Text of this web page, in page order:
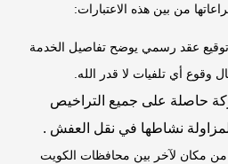
من بين هذه الاعتبارات:
عقد رسمي يوضح تفاصيل الخدمة
أي تلفيات لا قدر الله.
حاصلة على جميع التراخيص
نشاطها في نقل العفش .
لآخر بين محافظات الكويت